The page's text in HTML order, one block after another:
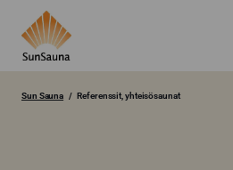
Sun Sauna Referenssit, yhteisösaunat